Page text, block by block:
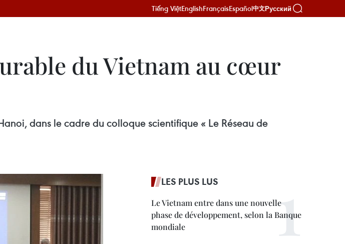
Tiếng ViệtEnglishFrançaisEspañol中文Русский
du Vietnam au cœur
dans le cadre du colloque scientifique « Le Réseau de
LES PLUS LUS
Le Vietnam entre dans une nouvelle
phase de développement, selon la Banque
mondiale